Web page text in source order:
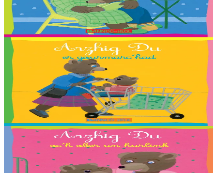
Jeanne, Leora, Lucia, Marthe, Maxence, Morgan, Morgane,
Morrigan, Neven, Riwall, Salomé,...
Er stok2,03 €
2 vloaz hag ouzhpenn
Bannoù-heol
Arzhig Du er gourmarc’had
Troet gant : Adam, Angéline, Anna, Carla, Chloé, Cloé, Emma,
Enora, Erlé, Esteban, Ewen, Gwenole, Leïla, Maïna, Maïwenn,
Valentin, Youn, Yuna, Zaig ha Nadège Monfort....
Er stok2,03 €
2 vloaz hag ouzhpenn
Bannoù-heol
Arzhig Du oc’h ober un hurlink